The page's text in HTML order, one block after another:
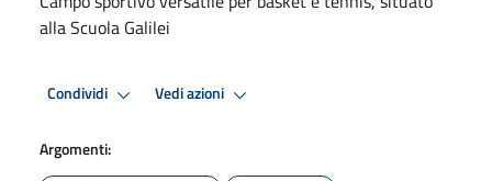
alla Scuola Galilei
Condividi Vedi azioni
Argomenti: